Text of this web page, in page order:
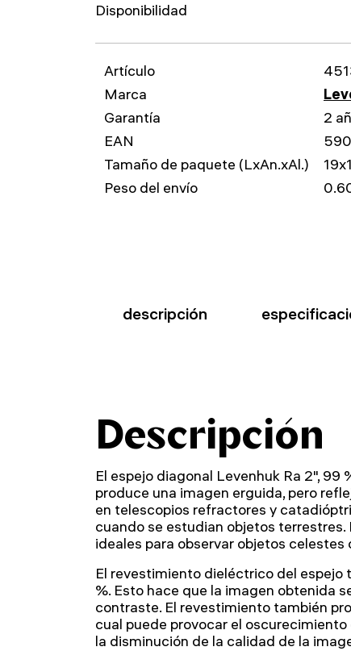
Disponibilidad
Artículo
Marca
Garantía
2
EAN
Tamaño de paquete (LxAn.xAl.)
Peso del envío
descripción
Descripción
El espejo diagonal Levenhuk Ra 2", 99
produce una imagen erguida, pero
en telescopios refractores y
cuando se estudian objetos terrestres.
ideales para observar objetos celestes
El revestimiento dieléctrico del
%. Esto hace que la imagen obtenida
contraste. El revestimiento también
cual puede provocar el
la disminución de la calidad de la